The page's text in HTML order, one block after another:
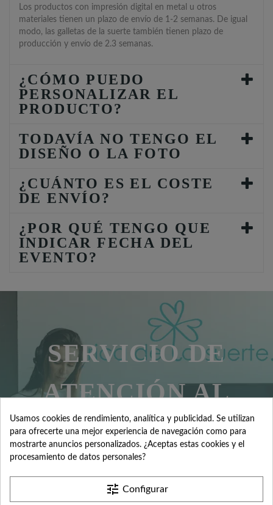
Los productos con impresión digital en metal u otros
materiales tienen un plazo de envío de 1-2 semanas. De igual
modo, las galletas de la suerte también tienen plazo de
producción y envío de 2.3 semanas.
¿CÓMO PUEDO
PERSONALIZAR EL
PRODUCTO?
TODAVÍA NO TENGO EL
DISEÑO O LA FOTO
¿CUÁNTO ES EL COSTE
DE ENVÍO?
¿POR QUÉ TENGO QUE
INDICAR FECHA DEL
EVENTO?
SERVICIO DE
ATENCIÓN AL
CLIENTE
Contacta con nosotros +34 965 731 401
Usamos cookies de rendimiento, analítica y publicidad. Se utilizan
para ofrecerte una mejor experiencia de navegación como para
mostrarte anuncios personalizados. ¿Aceptas estas cookies y el
procesamiento de datos personales?
tune Configurar